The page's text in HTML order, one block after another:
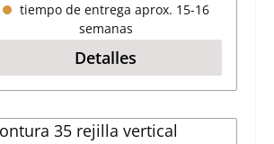
tiempo de entrega aprox. 15-16
semanas
Detalles